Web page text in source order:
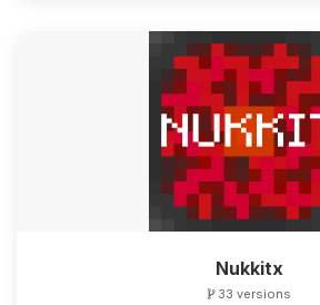
Nukkitx
33 versions